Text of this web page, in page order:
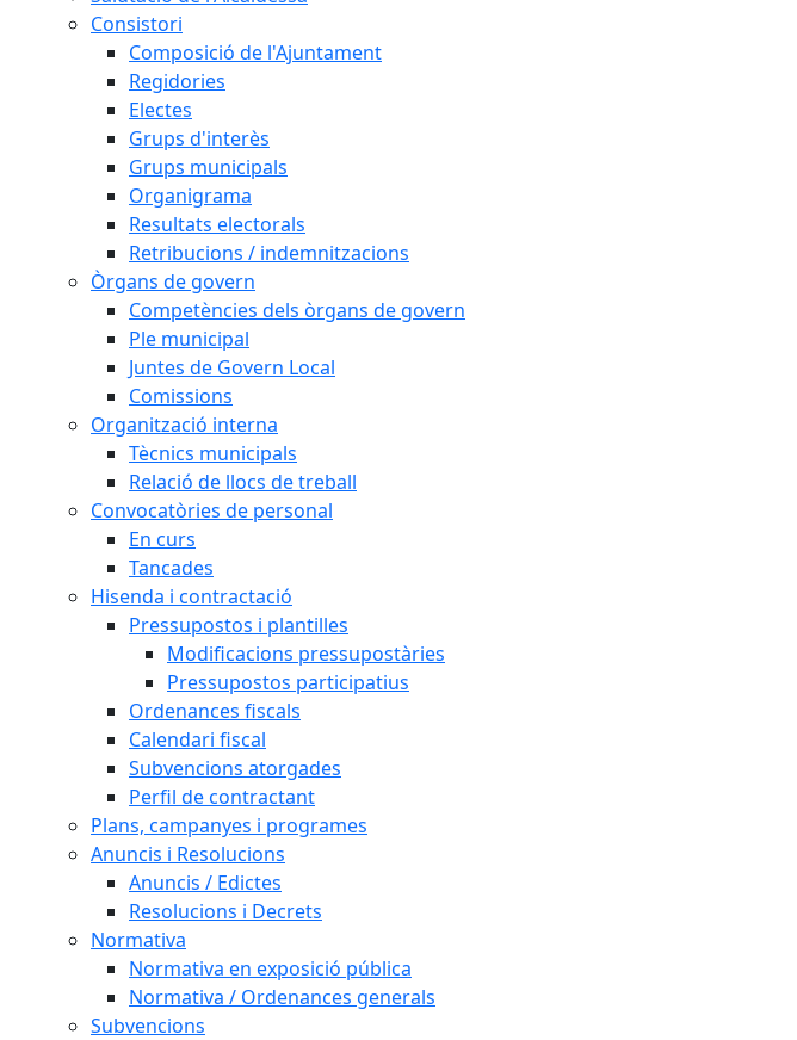
Consistori
Composició de l'Ajuntament
Regidories
Electes
Grups d'interès
Grups municipals
Organigrama
Resultats electorals
Retribucions / indemnitzacions
Òrgans de govern
Competències dels òrgans de govern
Ple municipal
Juntes de Govern Local
Comissions
Organització interna
Tècnics municipals
Relació de llocs de treball
Convocatòries de personal
En curs
Tancades
Hisenda i contractació
Pressupostos i plantilles
Modificacions pressupostàries
Pressupostos participatius
Ordenances fiscals
Calendari fiscal
Subvencions atorgades
Perfil de contractant
Plans, campanyes i programes
Anuncis i Resolucions
Anuncis / Edictes
Resolucions i Decrets
Normativa
Normativa en exposició pública
Normativa / Ordenances generals
Subvencions